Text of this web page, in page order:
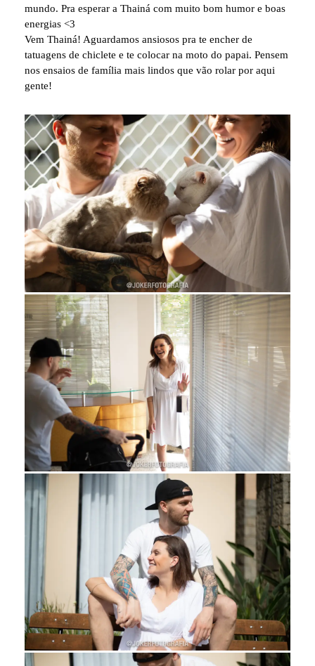
mundo. Pra esperar a Thainá com muito bom humor e boas
energias <3
Vem Thainá! Aguardamos ansiosos pra te encher de
tatuagens de chiclete e te colocar na moto do papai. Pensem
nos ensaios de família mais lindos que vão rolar por aqui
gente!